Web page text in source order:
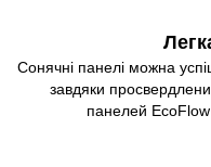
Сонячні панелі можна
завдяки
панелей